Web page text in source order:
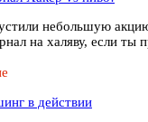
небольшую
на халяву, если ты
в действии